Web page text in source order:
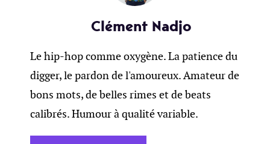
Clément Nadjo
Le hip-hop comme oxygène. La patience du
digger, le pardon de l'amoureux. Amateur de
bons mots, de belles rimes et de beats
calibrés. Humour à qualité variable.